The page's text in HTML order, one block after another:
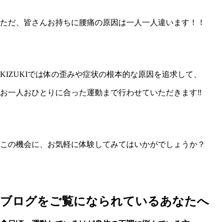
ただ、皆さんお持ちに腰痛の原因は一人一人違います！！
KIZUKIでは体の歪みや症状の根本的な原因を追求して、
お一人おひとりに合った運動まで行わせていただきます‼️
この機会に、お気軽に体験してみてはいかがでしょうか？
ブログをご覧になられているあなたへ